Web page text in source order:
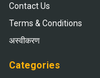
Contact Us
Terms & Conditions
अस्वीकरण
Categories